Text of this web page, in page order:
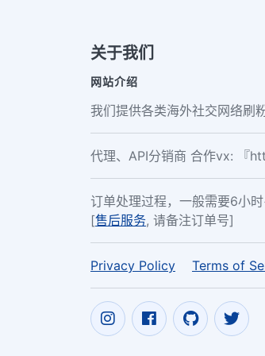
关于我们
网站介绍
我们提供各类海外社交网络刷
代理、API分销商 合作vx: 『
订单处理过程，一般需要6小时
[售后服务, 请备注订单号]
Privacy Policy Terms of